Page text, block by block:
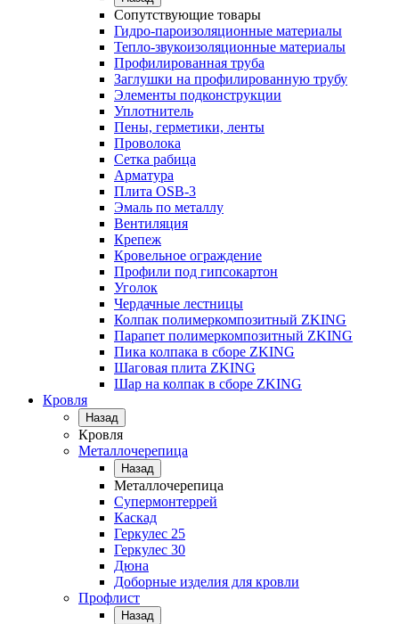
Сопутствующие товары
Гидро-пароизоляционные материалы
Тепло-звукоизоляционные материалы
Профилированная труба
Заглушки на профилированную трубу
Элементы подконструкции
Уплотнитель
Пены, герметики, ленты
Проволока
Сетка рабица
Арматура
Плита OSB-3
Эмаль по металлу
Вентиляция
Крепеж
Кровельное ограждение
Профили под гипсокартон
Уголок
Чердачные лестницы
Колпак полимеркомпозитный ZKING
Парапет полимеркомпозитный ZKING
Пика колпака в сборе ZKING
Шаговая плита ZKING
Шар на колпак в сборе ZKING
Кровля
Назад
Кровля
Металлочерепица
Назад
Металлочерепица
Супермонтеррей
Каскад
Геркулес 25
Геркулес 30
Дюна
Доборные изделия для кровли
Профлист
Назад